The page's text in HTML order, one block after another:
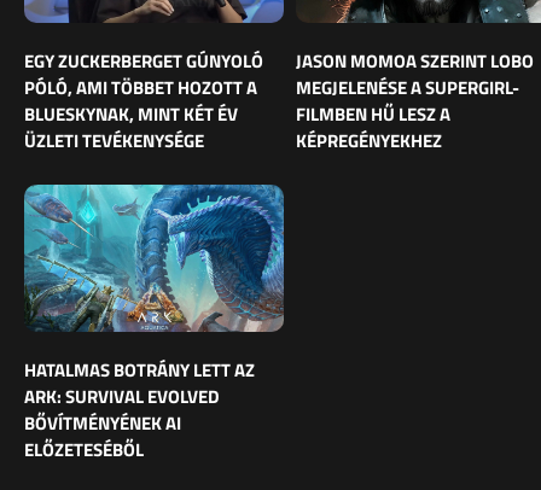
EGY ZUCKERBERGET GÚNYOLÓ
PÓLÓ, AMI TÖBBET HOZOTT A
BLUESKYNAK, MINT KÉT ÉV
ÜZLETI TEVÉKENYSÉGE
JASON MOMOA SZERINT LOBO
MEGJELENÉSE A SUPERGIRL-
FILMBEN HŰ LESZ A
KÉPREGÉNYEKHEZ
HATALMAS BOTRÁNY LETT AZ
ARK: SURVIVAL EVOLVED
BŐVÍTMÉNYÉNEK AI
ELŐZETESÉBŐL